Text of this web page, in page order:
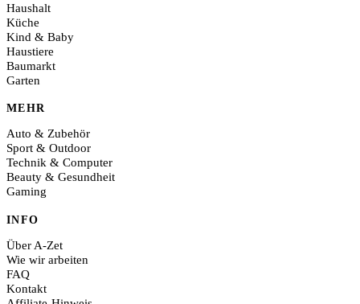
Haushalt
Küche
Kind & Baby
Haustiere
Baumarkt
Garten
MEHR
Auto & Zubehör
Sport & Outdoor
Technik & Computer
Beauty & Gesundheit
Gaming
INFO
Über A-Zet
Wie wir arbeiten
FAQ
Kontakt